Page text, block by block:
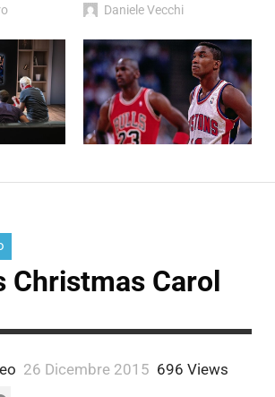
Daniele Vecchi
Christmas Carol
26 Dicembre 2015 696 Views